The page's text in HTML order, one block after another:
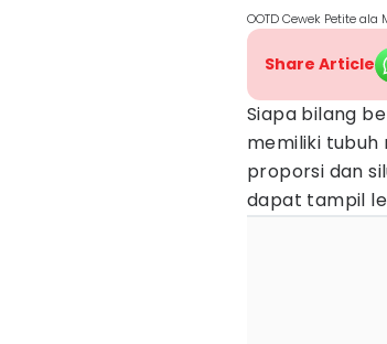
OOTD Cewek Petite
Share Article
Siapa bilang
memiliki tubuh
proporsi dan
dapat tampil